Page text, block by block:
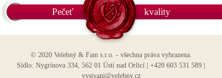
Pečeť kvality
© 2020 Velebný & Fam s.r.o. - všechna práva vyhrazena.
Sídlo: Nygrínova 334, 562 01 Ústí nad Orlicí | +420 603 531 589 |
vysivani@velebny.cz